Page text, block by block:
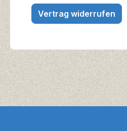
Vertrag widerrufen